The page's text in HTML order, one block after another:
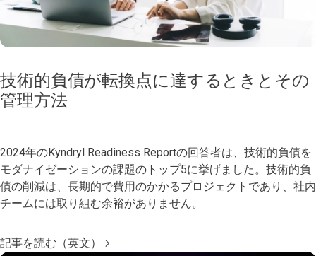
技術的負債が転換点に達するときとその
管理方法
2024年のKyndryl Readiness Reportの回答者は、技術的負債を
モダナイゼーションの課題のトップ5に挙げました。技術的負
債の削減は、長期的で費用のかかるプロジェクトであり、社内
チームには取り組む余裕がありません。
記事を読む（英文）